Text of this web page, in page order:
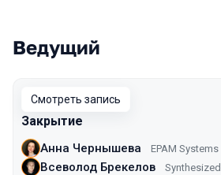
Ведущий
Смотреть запись
Закрытие
Анна Чернышева EPAM Systems
Всеволод Брекелов Synthesized